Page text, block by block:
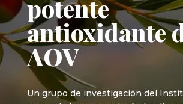
potente
antioxidante
AOV
Un grupo de investigación del